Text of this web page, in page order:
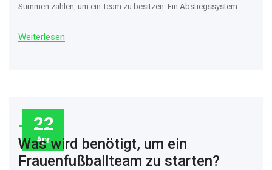
Summen zahlen, um ein Team zu besitzen. Ein Abstiegssystem
Entwicklung des Fußballs in den USA noch im Aufbau und ein
Weiterlesen
22
Apr
Was wird benötigt, um ein
Frauenfußballteam zu starten?